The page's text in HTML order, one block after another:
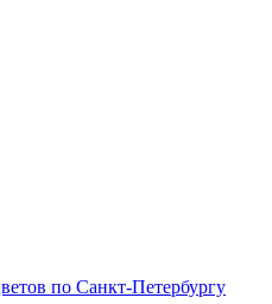
по Санкт-Петербургу